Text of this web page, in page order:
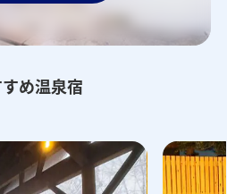
め温泉宿